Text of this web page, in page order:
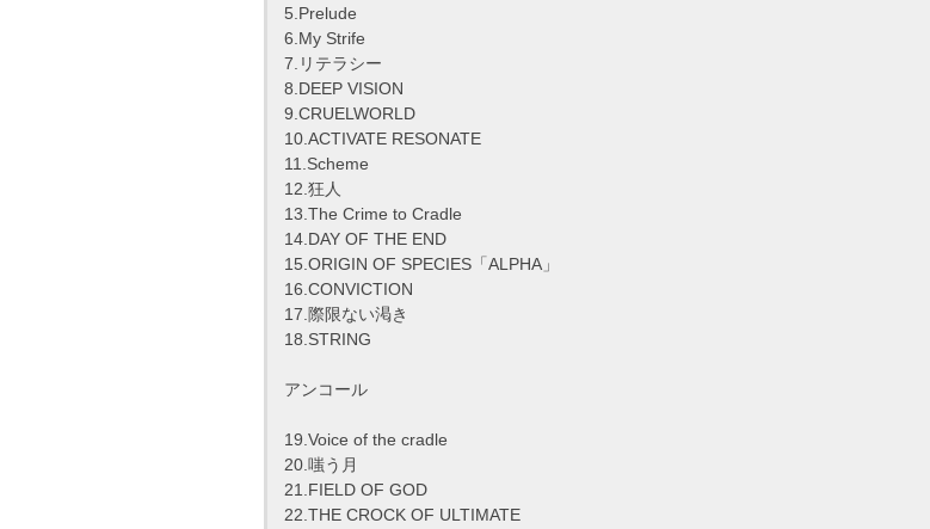
5.Prelude
6.My Strife
7.リテラシー
8.DEEP VISION
9.CRUELWORLD
10.ACTIVATE RESONATE
11.Scheme
12.狂人
13.The Crime to Cradle
14.DAY OF THE END
15.ORIGIN OF SPECIES「ALPHA」
16.CONVICTION
17.際限ない渇き
18.STRING
アンコール
19.Voice of the cradle
20.嗤う月
21.FIELD OF GOD
22.THE CROCK OF ULTIMATE